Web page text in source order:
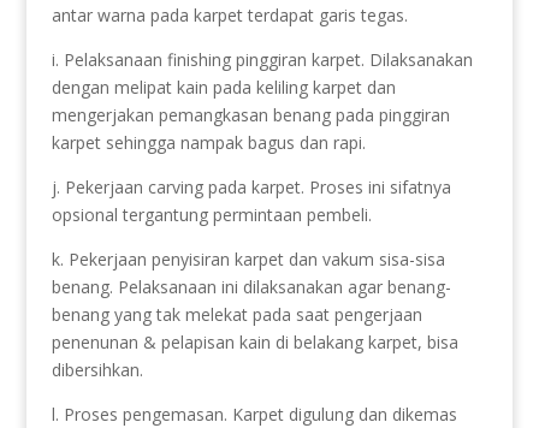
antar warna pada karpet terdapat garis tegas.
i. Pelaksanaan finishing pinggiran karpet. Dilaksanakan
dengan melipat kain pada keliling karpet dan
mengerjakan pemangkasan benang pada pinggiran
karpet sehingga nampak bagus dan rapi.
j. Pekerjaan carving pada karpet. Proses ini sifatnya
opsional tergantung permintaan pembeli.
k. Pekerjaan penyisiran karpet dan vakum sisa-sisa
benang. Pelaksanaan ini dilaksanakan agar benang-
benang yang tak melekat pada saat pengerjaan
penenunan & pelapisan kain di belakang karpet, bisa
dibersihkan.
l. Proses pengemasan. Karpet digulung dan dikemas